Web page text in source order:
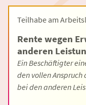
Teilhabe am
Rente wegen
anderen
Ein Beschäftigter
den vollen Anspruch
bei den anderen